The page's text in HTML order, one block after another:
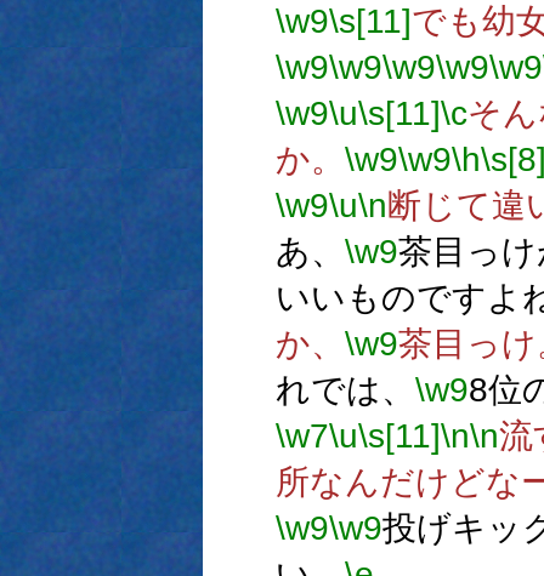
\w9\s[11]でも幼
\w9\w9\w9\w9\w9
\w9\u\s[11]\cそ
か。 \w9\w9\h
\w9\u\n断じて違
あ、 \w9茶目っ
いいものですよ
か、 \w9茶目っけ
れでは、 \w98位
\w7\u\s[11]\n\n流
所なんだけどな
\w9\w9投げキッ